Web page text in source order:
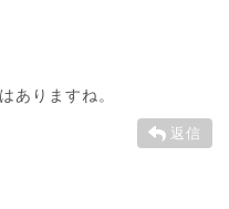
ありますね。
返信